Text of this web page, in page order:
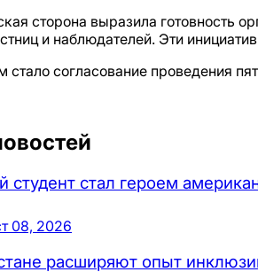
сторона выразила готовность
и наблюдателей. Эти
согласование проведения
студент стал героем
08, 2026
расширяют опыт